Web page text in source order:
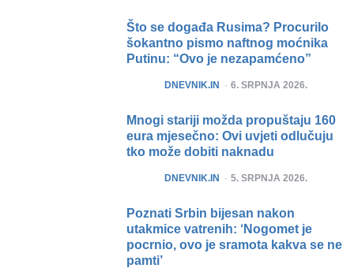
Što se događa Rusima? Procurilo
šokantno pismo naftnog moćnika
Putinu: “Ovo je nezapamćeno”
POSTED
DNEVNIK.IN 6. SRPNJA 2026.
Mnogi stariji možda propuštaju 160
eura mjesečno: Ovi uvjeti odlučuju
tko može dobiti naknadu
POSTED
DNEVNIK.IN 5. SRPNJA 2026.
Poznati Srbin bijesan nakon
utakmice vatrenih: ‘Nogomet je
pocrnio, ovo je sramota kakva se ne
pamti’